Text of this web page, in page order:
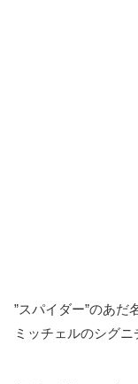
”スパイダー”のあだ
ミッチェルのシグニ